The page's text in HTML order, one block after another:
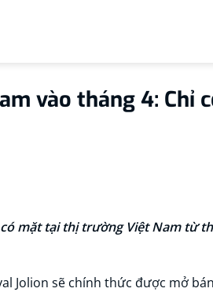
vào tháng 4: Chỉ
mặt tại thị trường Việt Nam từ
Jolion sẽ chính thức được mở